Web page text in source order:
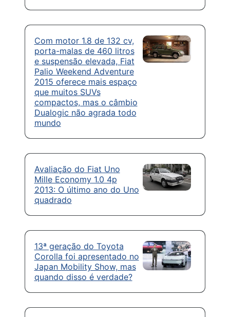
Com motor 1.8 de 132 cv,
porta-malas de 460 litros
e suspensão elevada, Fiat
Palio Weekend Adventure
2015 oferece mais espaço
que muitos SUVs
compactos, mas o câmbio
Dualogic não agrada todo
mundo
Avaliação do Fiat Uno
Mille Economy 1.0 4p
2013: O último ano do Uno
quadrado
13ª geração do Toyota
Corolla foi apresentado no
Japan Mobility Show, mas
quando disso é verdade?